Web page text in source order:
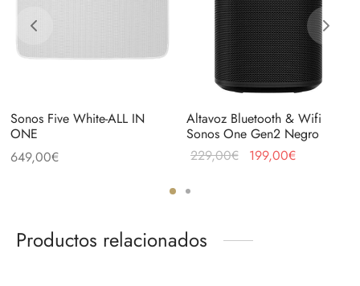
Sonos Five White-ALL IN
ONE
649,00€
Altavoz Bluetooth & Wifi
Sonos One Gen2 Negro
229,00€
El precio
199,00€
Productos relacionados